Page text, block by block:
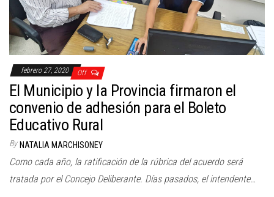
febrero 27, 2020 Off
El Municipio y la Provincia firmaron el
convenio de adhesión para el Boleto
Educativo Rural
By NATALIA MARCHISONEY
Como cada año, la ratificación de la rúbrica del acuerdo será
tratada por el Concejo Deliberante. Días pasados, el intendente…